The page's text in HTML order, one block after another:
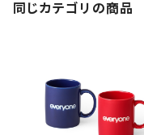
同じカテゴリの商品